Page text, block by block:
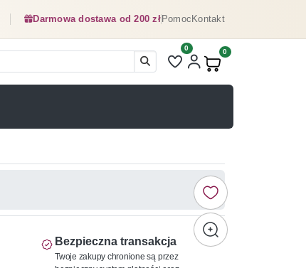
Darmowa dostawa od 200 złPomocKontakt
Liczba pozycji na liście
0
Produkty w koszyku:
0
Bezpieczna transakcja
Twoje zakupy chronione są przez